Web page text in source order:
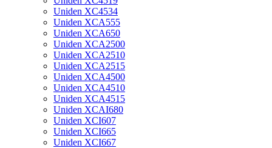
Uniden XC4534
Uniden XCA555
Uniden XCA650
Uniden XCA2500
Uniden XCA2510
Uniden XCA2515
Uniden XCA4500
Uniden XCA4510
Uniden XCA4515
Uniden XCAI680
Uniden XCI607
Uniden XCI665
Uniden XCI667